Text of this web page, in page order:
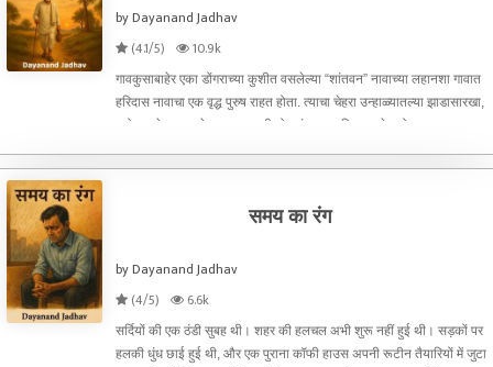
by Dayanand Jadhav
(4.1/5)
10.9k
गावकुसाबाहेर एका डोंगराच्या कुशीत वसलेल्या “शांतवन” नावाच्या लहानशा गावात
हरिदास नावाचा एक वृद्ध पुरुष राहत होता. त्याचा चेहरा उन्हाळ्यातल्या झाडासारखा,
वयोमानाने सुरकुतलेला असला तरी डोळ्यांत मात्र विलक्षण तेज होता. त्याच्या
समय का रंग
by Dayanand Jadhav
(4/5)
6.6k
सर्दियों की एक ठंडी सुबह थी। शहर की हलचल अभी शुरू नहीं हुई थी। सड़कों पर
हलकी धुंध छाई हुई थी, और एक पुराना कॉफी हाउस अपनी रूटीन तैयारियों में जुटा